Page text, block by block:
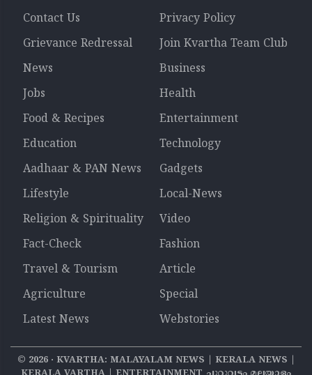
Contact Us
Privacy Policy
Grievance Redressal
Join Kvartha Team Club
News
Business
Jobs
Health
Food & Recipes
Entertainment
Education
Technology
Aadhaar & PAN News
Gadgets
Lifestyle
Local-News
Religion & Spirituality
Video
Fact-Check
Fashion
Travel & Tourism
Article
Agriculture
Special
Latest News
Webstories
© 2026‧ KVARTHA: MALAYALAM NEWS | KERALA NEWS |